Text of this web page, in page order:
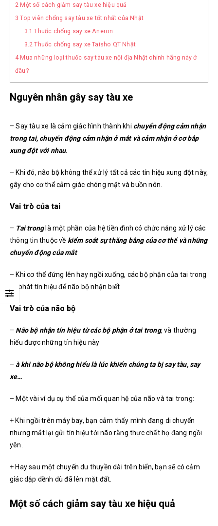
2 Một số cách giảm say tàu xe hiệu quả
3 Top viên chống say tàu xe tốt nhất của Nhật
3.1 Thuốc chống say xe Aneron
3.2 Thuốc chống say xe Taisho QT Nhật
4Mua những loại thuốc say tàu xe nội địa Nhật chính hãng này ở
đâu?
Nguyên nhân gây say tàu xe
– Say tàu xe là cảm giác hình thành khi chuyển động cảm nhận
trong tai, chuyển động cảm nhận ở mắt và cảm nhận ở cơ bắp
xung đột với nhau.
– Khi đó, não bộ không thể xử lý tất cả các tín hiệu xung đột này,
gây cho cơ thể cảm giác chóng mặt và buồn nôn.
Vai trò của tai
– Tai tronglà một phần của hệ tiền đình có chức năng xử lý các
thông tin thuộc về kiểm soát sự thăng bằng của cơ thể và những
chuyển động của mắt
– Khi cơ thể đứng lên hay ngồi xuống, các bộ phận của tai trong
sẽ phát tín hiệu để não bộ nhận biết
Vai trò của não bộ
– Não bộ nhận tín hiệu từ các bộ phận ở tai trong, và thường
hiểu được những tín hiệu này
– à khi não bộ không hiểu là lúc khiến chúng ta bị say tàu, say
xe…
– Một vài ví dụ cụ thể của mối quan hệ của não và tai trong:
+ Khi ngồi trên máy bay, bạn cảm thấy mình đang di chuyển
nhưng mắt lại gửi tín hiệu tới não rằng thực chất họ đang ngồi
yên.
+ Hay sau một chuyến du thuyền dài trên biển, bạn sẽ có cảm
giác dập dềnh dù đã lên mặt đất.
Một số cách giảm say tàu xe hiệu quả